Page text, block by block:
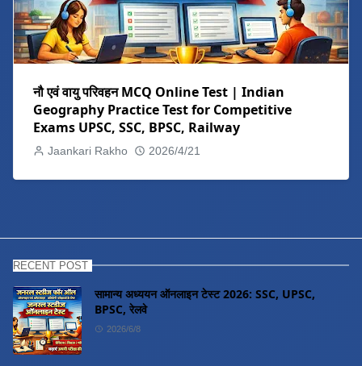
नौ एवं वायु परिवहन MCQ Online Test | Indian
Geography Practice Test for Competitive
Exams UPSC, SSC, BPSC, Railway
Jaankari Rakho 2026/4/21
RECENT POST
सामान्य अध्ययन ऑनलाइन टेस्ट 2026: SSC, UPSC,
BPSC, रेलवे
2026/6/8